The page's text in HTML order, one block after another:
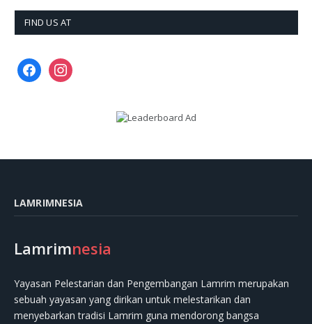
FIND US AT
facebookinstagram
LAMRIMNESIA
Lamrimnesia
Yayasan Pelestarian dan Pengembangan Lamrim merupakan
sebuah yayasan yang dirikan untuk melestarikan dan
menyebarkan tradisi Lamrim guna mendorong bangsa